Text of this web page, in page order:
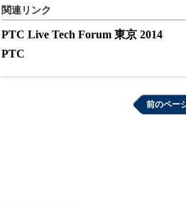
関連リンク
PTC Live Tech Forum 東京 2014
PTC
前のペー